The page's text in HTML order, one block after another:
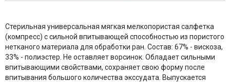
Стерильная универсальная мягкая мелкопористая салфетка
(компресс) с сильной впитывающей способностью из пористого
нетканого материала для обработки ран. Состав: 67% - вискоза,
33% - полиэстер. Не оставляет ворсинок. Обладает сильными
впитывающими свойствами, сохраняет свою форму после
впитывания большого количества экссудата. Выпускается